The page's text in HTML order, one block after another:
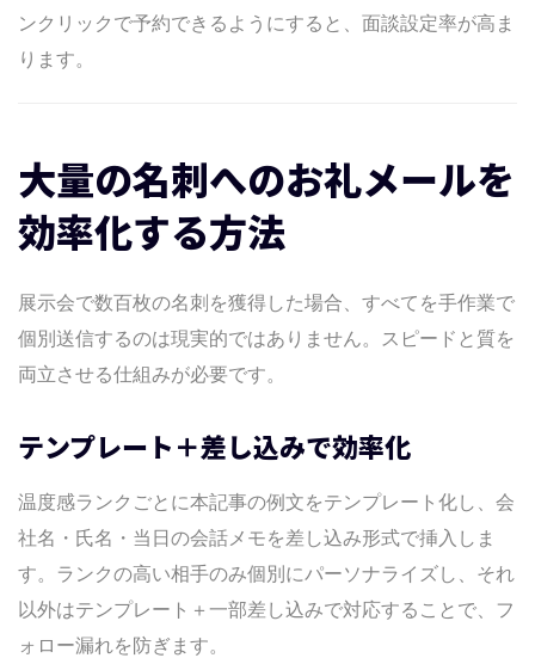
ンクリックで予約できるようにすると、面談設定率が高ま
ります。
大量の名刺へのお礼メールを
効率化する方法
展示会で数百枚の名刺を獲得した場合、すべてを手作業で
個別送信するのは現実的ではありません。スピードと質を
両立させる仕組みが必要です。
テンプレート＋差し込みで効率化
温度感ランクごとに本記事の例文をテンプレート化し、会
社名・氏名・当日の会話メモを差し込み形式で挿入しま
す。ランクの高い相手のみ個別にパーソナライズし、それ
以外はテンプレート＋一部差し込みで対応することで、フ
ォロー漏れを防ぎます。